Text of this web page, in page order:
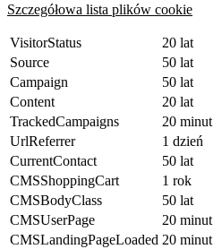
Szczegółowa lista plików cookie
VisitorStatus 20 lat
Source
50 lat
Campaign
50 lat
Content
20 lat
TrackedCampaigns
20 minut
UrlReferrer
1 dzień
CurrentContact
50 lat
CMSShoppingCart
1 rok
CMSBodyClass
50 lat
CMSUserPage
20 minut
CMSLandingPageLoaded 20 minut